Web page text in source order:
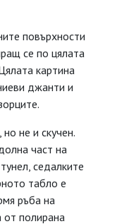
повърхности
се по цялата
картина
джанти и
не и скучен.
част на
седалките
табло е
ръба на
от полирана